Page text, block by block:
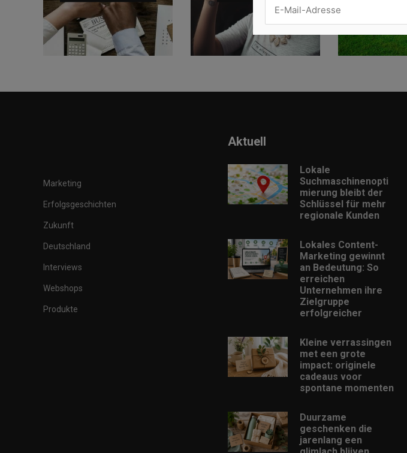
Marketing
Erfolgsgeschichten
Zukunft
Deutschland
Interviews
Webshops
Produkte
Aktuell
Lokale
Suchmaschinenopti
mierung bleibt der
Schlüssel für mehr
regionale Kunden
Lokales Content-
Marketing gewinnt
an Bedeutung: So
erreichen
Unternehmen ihre
Zielgruppe
erfolgreicher
Kleine verrassingen
met een grote
impact: originele
cadeaus voor
spontane momenten
Duurzame
geschenken die
jarenlang een